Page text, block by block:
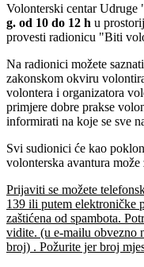
Volonterski centar
g. od 10 do 12 h u
provesti radionicu "Biti
Na radionici možete
zakonskom okviru
volontera i organizatora
primjere dobre prakse
informirati na koje se sve
Svi sudionici će kao
volonterska avantura može
Prijaviti se možete
139 ili putem elektroničke
zaštićena od spambota.
vidite. (u e-mailu obvezno
broj) . Požurite jer broj